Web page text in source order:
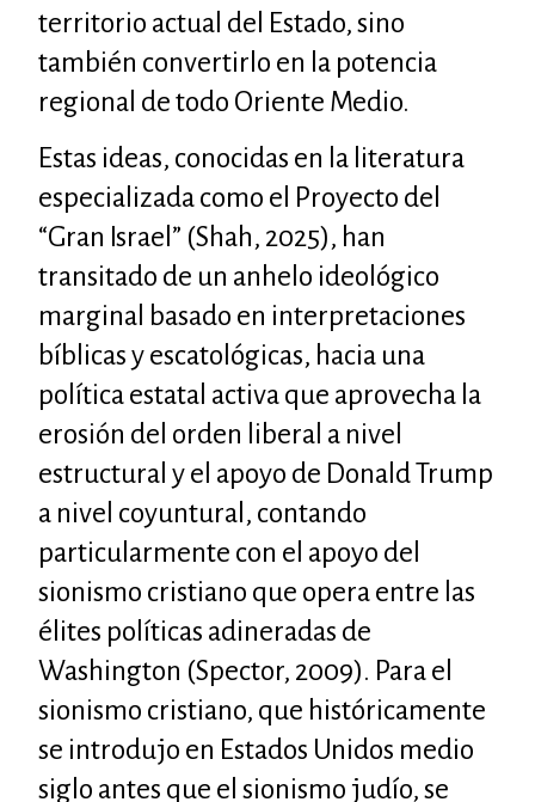
territorio actual del Estado, sino
también convertirlo en la potencia
regional de todo Oriente Medio.
Estas ideas, conocidas en la literatura
especializada como el Proyecto del
“Gran Israel” (Shah, 2025), han
transitado de un anhelo ideológico
marginal basado en interpretaciones
bíblicas y escatológicas, hacia una
política estatal activa que aprovecha la
erosión del orden liberal a nivel
estructural y el apoyo de Donald Trump
a nivel coyuntural, contando
particularmente con el apoyo del
sionismo cristiano que opera entre las
élites políticas adineradas de
Washington (Spector, 2009). Para el
sionismo cristiano, que históricamente
se introdujo en Estados Unidos medio
siglo antes que el sionismo judío, se